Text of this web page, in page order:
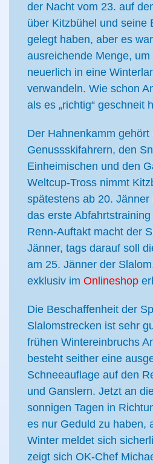
der Nacht vom 23. auf
über Kitzbühel und seine
gelegt haben, aber es
ausreichende Menge, um
neuerlich in eine
verwandeln. Wie schon
als es „richtig“ geschneit
Der Hahnenkamm gehört
Genussskifahrern, den
Einheimischen und den
Weltcup-Tross nimmt
spätestens ab 20.
das erste
Renn-Auftakt macht der
Jänner, tags darauf soll
am 25. Jänner der
exklusiv im Onlineshop
Die Beschaffenheit der
Slalomstrecken ist sehr
frühen Wintereinbruchs
besteht seither eine
Schneeauflage auf den
und Ganslern. Jetzt an
sonnigen Tagen in
es nur Geduld zu haben,
Winter meldet sich
zeigt sich OK-Chef